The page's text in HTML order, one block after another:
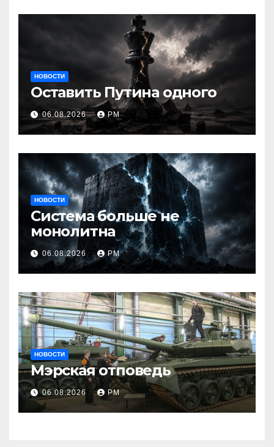
НОВОСТИ
Оставить Путина одного
06.08.2026 РМ
НОВОСТИ
Система больше не
монолитна
06.08.2026 РМ
НОВОСТИ
Мэрская отповедь
06.08.2026 РМ